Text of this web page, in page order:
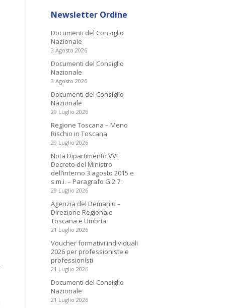
Newsletter Ordine
Documenti del Consiglio
Nazionale
3 Agosto 2026
Documenti del Consiglio
Nazionale
3 Agosto 2026
Documenti del Consiglio
Nazionale
29 Luglio 2026
Regione Toscana – Meno
Rischio in Toscana
29 Luglio 2026
Nota Dipartimento VVF:
Decreto del Ministro
dell’interno 3 agosto 2015 e
s.m.i. – Paragrafo G.2.7.
29 Luglio 2026
Agenzia del Demanio –
Direzione Regionale
Toscana e Umbria
21 Luglio 2026
Voucher formativi individuali
2026 per professioniste e
professionisti
21 Luglio 2026
Documenti del Consiglio
Nazionale
21 Luglio 2026